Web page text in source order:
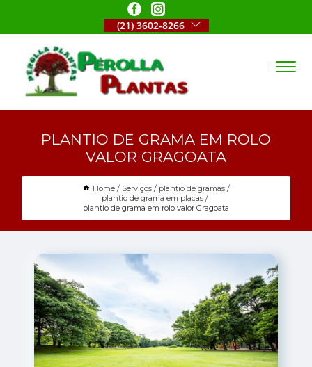
(21) 3602-8266
PLANTIO DE GRAMA EM ROLO
VALOR GRAGOATA
Home Serviços
plantio de gramas
plantio de grama em placas
plantio de grama em rolo valor Gragoata